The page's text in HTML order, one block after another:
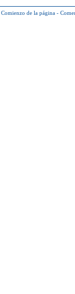
Comienzo de la página -